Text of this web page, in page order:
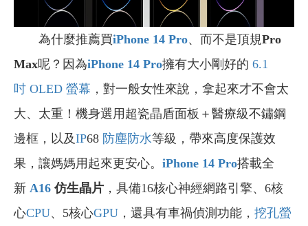
為什麼推薦買iPhone 14 Pro、而不是頂規Pro
Max呢？因為iPhone 14 Pro擁有大小剛好的 6.1
吋 OLED 螢幕 ，對一般女性來說，拿起來才不會太
大、太重！機身選用超瓷晶盾面板＋醫療級不鏽鋼
邊框，以及IP68 防塵防水等級，帶來高度保護效
果，讓媽媽用起來更安心。 iPhone 14 Pro搭載全
新 A16 仿生晶片 ，具備16核心神經網路引擎、6核
心CPU、5核心GPU ，還具有車禍偵測功能， 挖孔螢